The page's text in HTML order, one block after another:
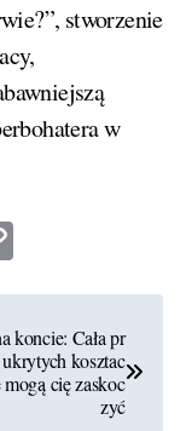
stworzenie
w
koncie: Cała pr
kosztac
cię zaskoc
zyć